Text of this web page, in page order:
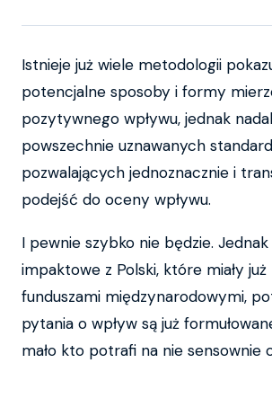
Istnieje już wiele metodologii
potencjalne sposoby i formy
pozytywnego wpływu, jednak
powszechnie uznawanych
pozwalających jednoznacznie i
podejść do oceny wpływu.
I pewnie szybko nie będzie.
impaktowe z Polski, które miały
funduszami międzynarodowymi,
pytania o wpływ są już
mało kto potrafi na nie sensownie